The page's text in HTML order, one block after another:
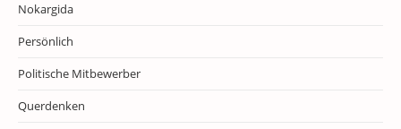
Nokargida
Persönlich
Politische Mitbewerber
Querdenken